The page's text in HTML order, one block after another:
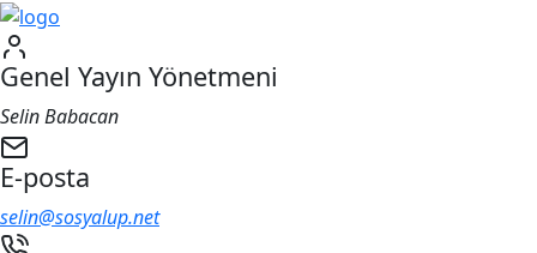
Genel Yayın Yönetmeni
Selin Babacan
E-posta
selin@sosyalup.net